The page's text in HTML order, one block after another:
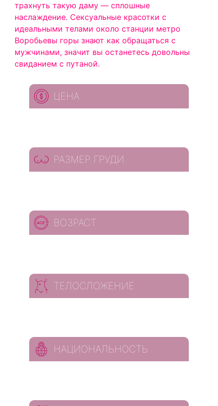
трахнуть такую даму — сплошные
наслаждение. Сексуальные красотки с
идеальными телами около станции метро
Воробьевы горы знают как обращаться с
мужчинами, значит вы останетесь довольны
свиданием с путаной.
ЦЕНА
РАЗМЕР ГРУДИ
ВОЗРАСТ
ТЕЛОСЛОЖЕНИЕ
НАЦИОНАЛЬНОСТЬ